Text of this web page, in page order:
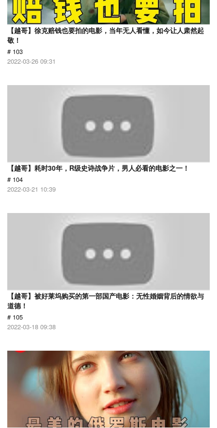
【越哥】徐克赔钱也要拍的电影，当年无人看懂，如今让人肃然起
敬！
# 103
2022-03-26 09:31
【越哥】耗时30年，R级史诗战争片，男人必看的电影之一！
# 104
2022-03-21 10:39
【越哥】被好莱坞购买的第一部国产电影：无性婚姻背后的情欲与
道德！
# 105
2022-03-18 09:38